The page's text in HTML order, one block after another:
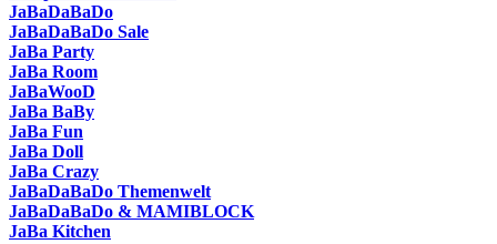
JaBaDaBaDo
JaBaDaBaDo Sale
JaBa Party
JaBa Room
JaBaWooD
JaBa BaBy
JaBa Fun
JaBa Doll
JaBa Crazy
JaBaDaBaDo Themenwelt
JaBaDaBaDo & MAMIBLOCK
JaBa Kitchen